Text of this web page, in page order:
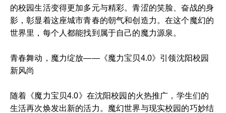
的校园生活变得更加多元与精彩。青涩的笑脸、奋战的身
影，彰显着这座城市青春的朝气和创造力。在这个魔幻的
世界里，每个人都能找到属于自己的魔力源泉。
青春舞动，魔力绽放——《魔力宝贝4.0》引领沈阳校园
新风尚
随着《魔力宝贝4.0》在沈阳校园的火热推广，学生们的
生活再次焕发出新的活力。魔幻世界与现实校园的巧妙结